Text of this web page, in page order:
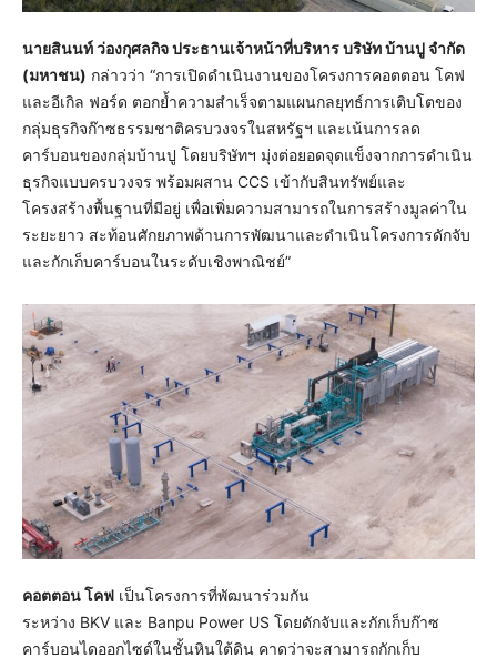
นายสินนท์ ว่องกุศลกิจ ประธานเจ้าหน้าที่บริหาร บริษัท บ้านปู จำกัด
(มหาชน) กล่าวว่า “การเปิดดำเนินงานของโครงการคอตตอน โคฟ
และอีเกิล ฟอร์ด ตอกย้ำความสำเร็จตามแผนกลยุทธ์การเติบโตของ
กลุ่มธุรกิจก๊าซธรรมชาติครบวงจรในสหรัฐฯ และเน้นการลด
คาร์บอนของกลุ่มบ้านปู โดยบริษัทฯ มุ่งต่อยอดจุดแข็งจากการดำเนิน
ธุรกิจแบบครบวงจร พร้อมผสาน CCS เข้ากับสินทรัพย์และ
โครงสร้างพื้นฐานที่มีอยู่ เพื่อเพิ่มความสามารถในการสร้างมูลค่าใน
ระยะยาว สะท้อนศักยภาพด้านการพัฒนาและดำเนินโครงการดักจับ
และกักเก็บคาร์บอนในระดับเชิงพาณิชย์”
คอตตอน โคฟ เป็นโครงการที่พัฒนาร่วมกัน
ระหว่าง BKV และ Banpu Power US โดยดักจับและกักเก็บก๊าซ
คาร์บอนไดออกไซด์ในชั้นหินใต้ดิน คาดว่าจะสามารถกักเก็บ